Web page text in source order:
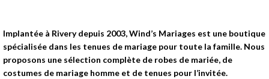
Implantée à Rivery depuis 2003, Wind’s Mariages est une boutique
spécialisée dans les tenues de mariage pour toute la famille. Nous
proposons une sélection complète de robes de mariée, de
costumes de mariage homme et de tenues pour l’invitée.